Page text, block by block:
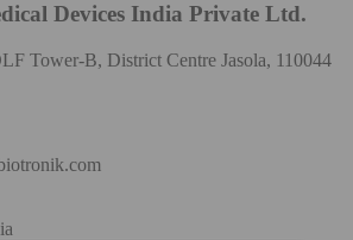
Devices India Private Ltd.
Tower-B, District Centre Jasola, 110044